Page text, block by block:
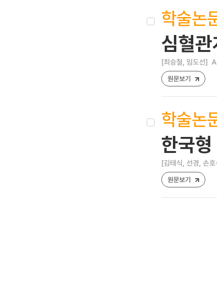
학술논
심혈
[최승철, 임도선]
원문보기
학술논
한국
[김태식, 선경, 손
원문보기